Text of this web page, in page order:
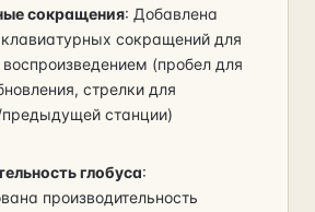
сокращения: Добавлена
сокращений для
(пробел для
стрелки для
станции)
глобуса:
производительность